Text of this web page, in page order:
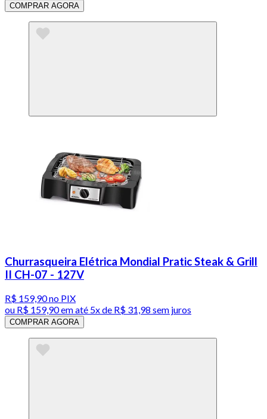
COMPRAR AGORA
Churrasqueira Elétrica Mondial Pratic Steak & Grill
II CH-07 - 127V
R$ 159,90no PIX
ou R$ 159,90em até 5x de R$ 31,98 sem juros
COMPRAR AGORA